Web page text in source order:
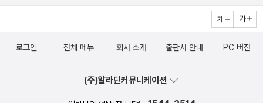
는다. '로마인 정신'으로 표현되는 로마인에 대한 찬양에 가까운 서술
은 상대적으로 정복당한 민족에 대한 비하로 이어지는 경우가 많은
데, 대표적으로 피해를 보는 민족이 그리스 민족이다. 이런 관점을 알
15권이지만, 시리즈의 절정은 5권 카이사르편에서 일찍 끝난다.그래
로그인 전체 메뉴 회사 소개 출판사 안내 PC 버전
(주)알라딘커뮤니케이션